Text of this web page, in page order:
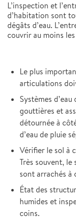
L’inspection et
d’habitation sont
dégâts d’eau.
couvrir au moins
Le plus
articulations
Systèmes
gouttières et
détournée à
d’eau de pluie
Vérifier le sol à
Très souvent, le
sont arrachés à
État des
humides et
coins.